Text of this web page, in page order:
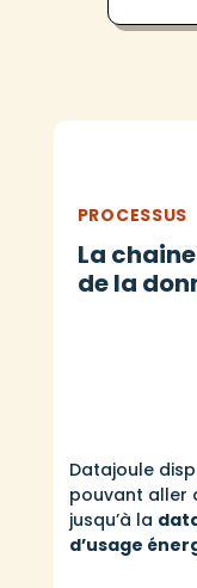
PROCESSUS
La
de la
Datajoule
pouvant aller
jusqu’à la
d’usage